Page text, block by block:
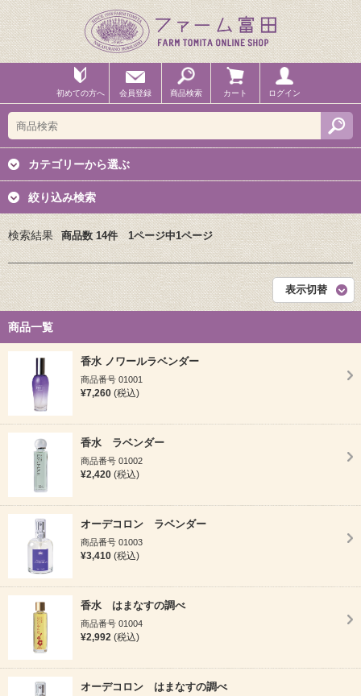
初めての方へ 会員登録 商品検索 カート ログイン
カテゴリーから選ぶ
絞り込み検索
検索結果 商品数 14件 1ページ中1ページ
表示切替
商品一覧
香水 ノワールラベンダー
商品番号 01001
¥7,260 (税込)
香水 ラベンダー
商品番号 01002
¥2,420 (税込)
オーデコロン ラベンダー
商品番号 01003
¥3,410 (税込)
香水 はまなすの調べ
商品番号 01004
¥2,992 (税込)
オーデコロン はまなすの調べ